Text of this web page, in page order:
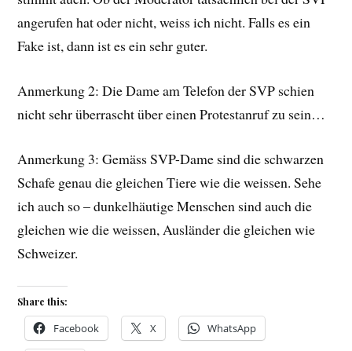
angerufen hat oder nicht, weiss ich nicht. Falls es ein
Fake ist, dann ist es ein sehr guter.
Anmerkung 2: Die Dame am Telefon der SVP schien
nicht sehr überrascht über einen Protestanruf zu sein…
Anmerkung 3: Gemäss SVP-Dame sind die schwarzen
Schafe genau die gleichen Tiere wie die weissen. Sehe
ich auch so – dunkelhäutige Menschen sind auch die
gleichen wie die weissen, Ausländer die gleichen wie
Schweizer.
Share this:
Facebook X WhatsApp